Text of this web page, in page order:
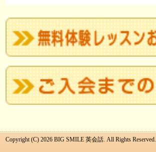
Copyright (C) 2026 BIG SMILE 英会話. All Rights Reserved.